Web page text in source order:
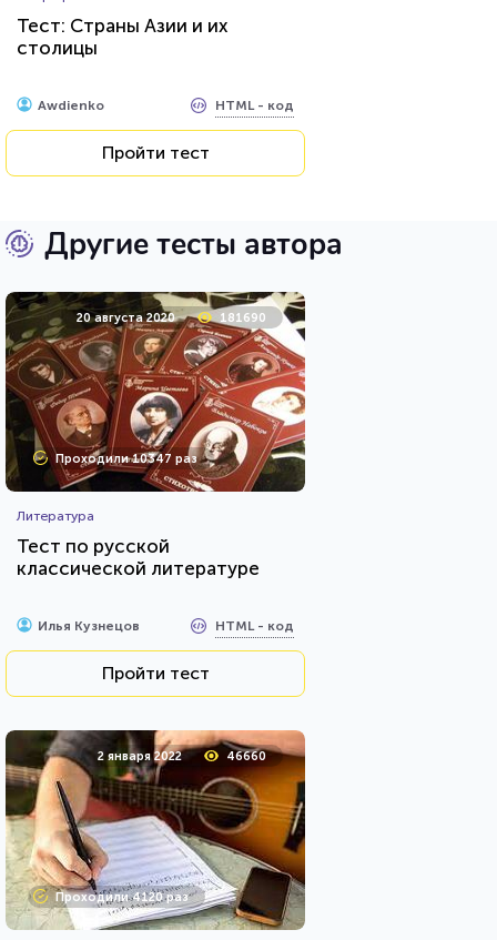
Тест: Страны Азии и их
столицы
Awdienko HTML - код
Пройти тест
Другие тесты автора
20 августа 2020 181690
Проходили 10347 раз
Литература
Тест по русской
классической литературе
Илья Кузнецов HTML - код
Пройти тест
2 января 2022 46660
Проходили 4120 раз